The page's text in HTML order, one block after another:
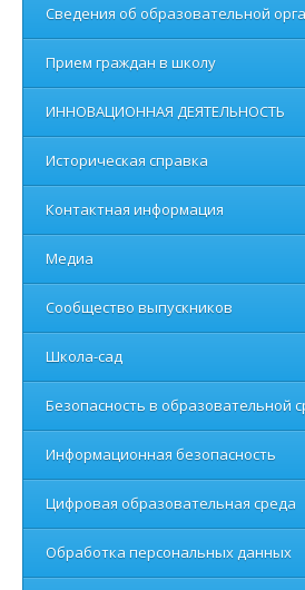
Сведения об образовательной
Прием граждан в школу
ИННОВАЦИОННАЯ ДЕЯТЕЛЬНОСТЬ
Историческая справка
Контактная информация
Медиа
Сообщество выпускников
Школа-сад
Безопасность в образовательной
Информационная безопасность
Цифровая образовательная среда
Обработка персональных данных